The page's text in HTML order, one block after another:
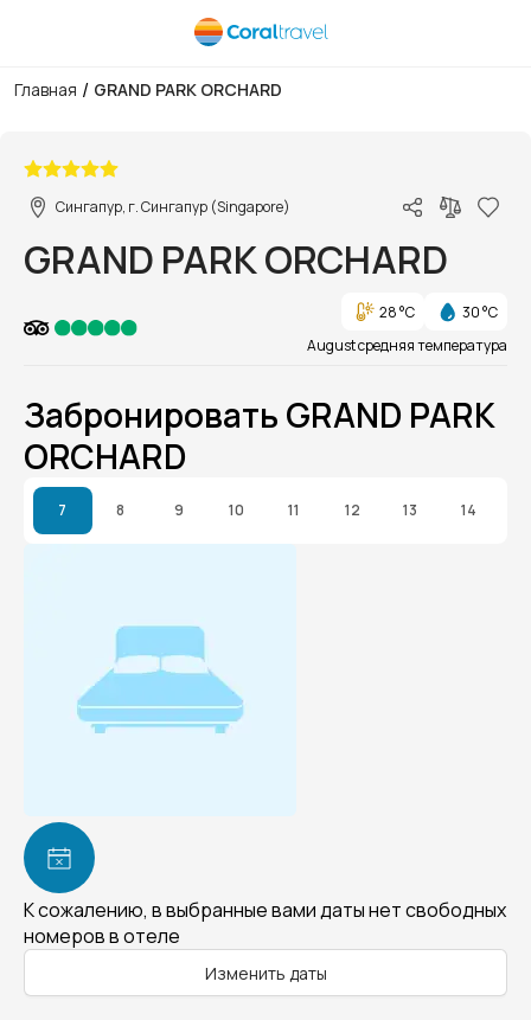
Главная / GRAND PARK ORCHARD
Сингапур, г. Сингапур (Singapore)
GRAND PARK ORCHARD
28 °C
30 °C
August средняя температура
Забронировать GRAND PARK
ORCHARD
7 8 9 10 11 12 13 14
К сожалению, в выбранные вами даты нет свободных
номеров в отеле
Изменить даты